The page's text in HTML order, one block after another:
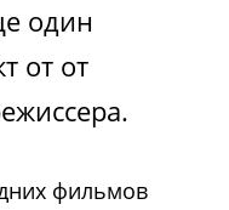
один
от от
фильмов